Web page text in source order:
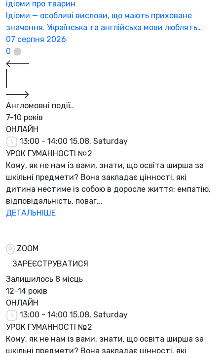
ідіоми про тварин
Ідіоми — особливі вислови, що мають приховане
значення. Українська та англійська мови люблять…
07 серпня 2026
0
Англомовні події..
7-10 років
ОНЛАЙН
13:00 - 14:00 15.08, Saturday
УРОК ГУМАННОСТІ №2
Кому, як не нам із вами, знати, що освіта ширша за
шкільні предмети? Вона закладає цінності, які
дитина нестиме із собою в доросле життя: емпатію,
відповідальність, поваг...
ДЕТАЛЬНІШЕ
ZOOM
ЗАРЕЄСТРУВАТИСЯ
Залишилось 8 місць
12-14 років
ОНЛАЙН
13:00 - 14:00 15.08, Saturday
УРОК ГУМАННОСТІ №2
Кому, як не нам із вами, знати, що освіта ширша за
шкільні предмети? Вона закладає цінності, які